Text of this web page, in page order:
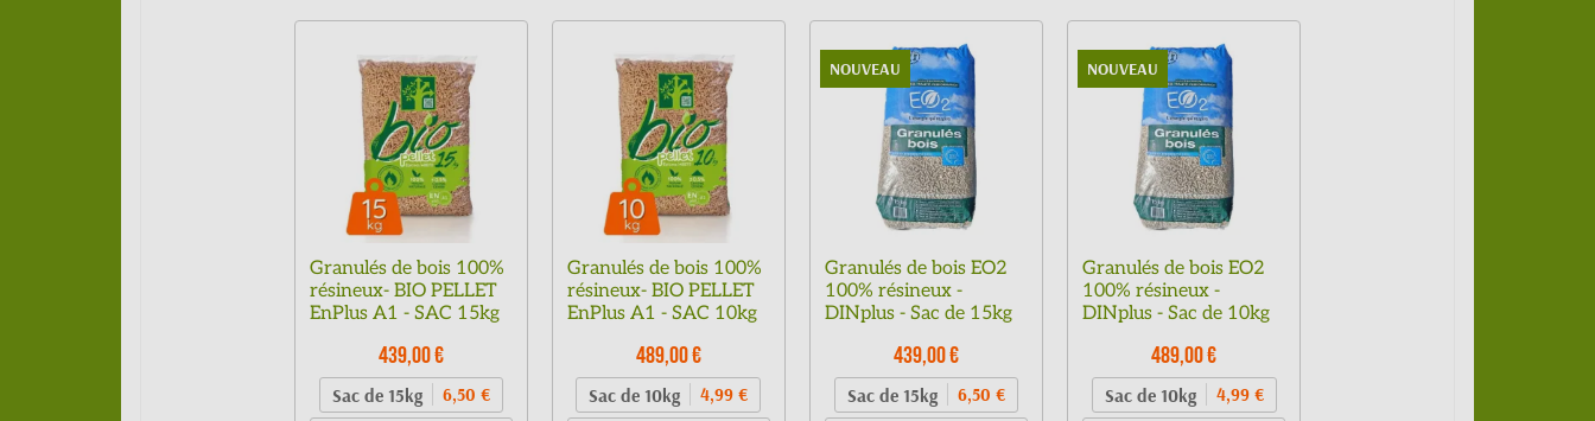
Granulés de bois 100%
résineux- BIO PELLET
EnPlus A1 - SAC 15kg
439,00 €
Sac de 15kg 6,50 €
Granulés de bois 100%
résineux- BIO PELLET
EnPlus A1 - SAC 10kg
489,00 €
Sac de 10kg 4,99 €
NOUVEAU
Granulés de bois EO2
100% résineux -
DINplus - Sac de 15kg
439,00 €
Sac de 15kg 6,50 €
NOUVEAU
Granulés de bois EO2
100% résineux -
DINplus - Sac de 10kg
489,00 €
Sac de 10kg 4,99 €